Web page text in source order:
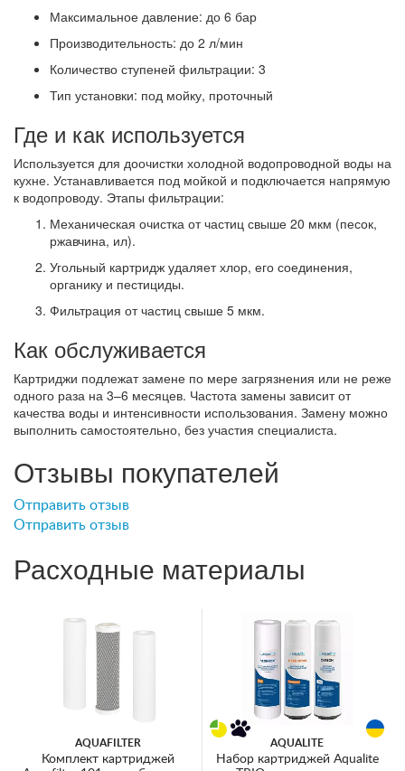
Максимальное давление: до 6 бар
Производительность: до 2 л/мин
Количество ступеней фильтрации: 3
Тип установки: под мойку, проточный
Где и как используется
Используется для доочистки холодной водопроводной воды на
кухне. Устанавливается под мойкой и подключается напрямую
к водопроводу. Этапы фильтрации:
Механическая очистка от частиц свыше 20 мкм (песок,
ржавчина, ил).
Угольный картридж удаляет хлор, его соединения,
органику и пестициды.
Фильтрация от частиц свыше 5 мкм.
Как обслуживается
Картриджи подлежат замене по мере загрязнения или не реже
одного раза на 3–6 месяцев. Частота замены зависит от
качества воды и интенсивности использования. Замену можно
выполнить самостоятельно, без участия специалиста.
Отзывы покупателей
Отправить отзыв
Отправить отзыв
Расходные материалы
AQUAFILTER
Комплект картриджей
AQUALITE
Набор картриджей Aqualite